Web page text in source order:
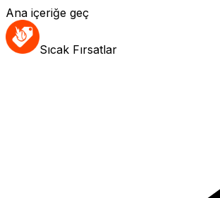
Ana içeriğe geç
Sıcak Fırsatlar